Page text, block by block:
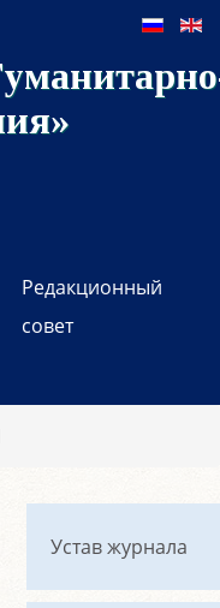
Редакционный
совет
Устав журнала